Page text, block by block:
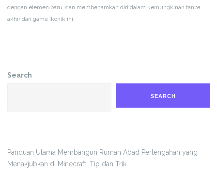
dengan elemen baru, dan membenamkan diri dalam kemungkinan tanpa
akhir dari game ikonik ini.
Search
SEARCH
Panduan Utama Membangun Rumah Abad Pertengahan yang
Menakjubkan di Minecraft: Tip dan Trik